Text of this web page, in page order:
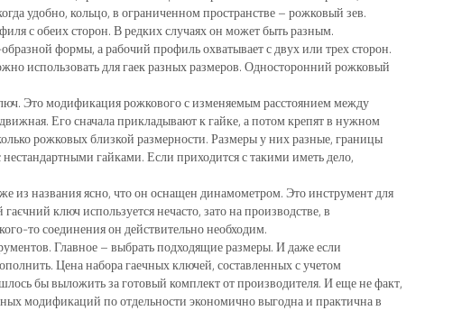
удобно, кольцо, в ограниченном пространстве – рожковый зев.
с обеих сторон. В редких случаях он может быть разным.
формы, а рабочий профиль охватывает с двух или трех сторон.
использовать для гаек разных размеров. Односторонний рожковый
Это модификация рожкового с изменяемым расстоянием между
Его сначала прикладывают к гайке, а потом крепят в нужном
рожковых близкой размерности. Размеры у них разные, границы
гайками. Если приходится с такими иметь дело,
из названия ясно, что он оснащен динамометром. Это инструмент для
ключ используется нечасто, зато на производстве, в
то соединения он действительно необходим.
Главное – выбрать подходящие размеры. И даже если
Цена набора гаечных ключей, составленных с учетом
бы выложить за готовый комплект от производителя. И еще не факт,
модификаций по отдельности экономично выгодна и практична в